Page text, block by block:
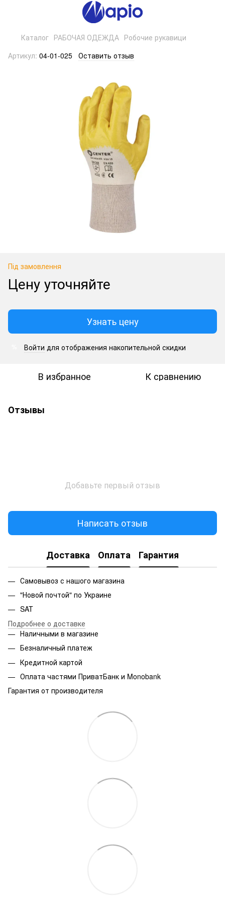
Каталог РАБОЧАЯ ОДЕЖДА Робочие рукавици
Артикул: 04-01-025 Оставить отзыв
Під замовлення
Цену уточняйте
Узнать цену
Войти для отображения накопительной скидки
В избранное К сравнению
Отзывы
Добавьте первый отзыв
Написать отзыв
Доставка Оплата Гарантия
Самовывоз с нашого магазина
"Новой почтой" по Украине
SAT
Подробнее о доставке
Наличными в магазине
Безналичный платеж
Кредитной картой
Оплата частями ПриватБанк и Monobank
Гарантия от производителя